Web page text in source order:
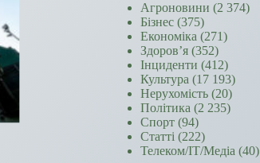
Агроновини (2 374)
Бізнес (375)
Економіка (271)
Здоров’я (352)
Інциденти (412)
Культура (17 193)
Нерухомість (20)
Політика (2 235)
Спорт (94)
Статті (222)
Телеком/ІТ/Медіа (40)